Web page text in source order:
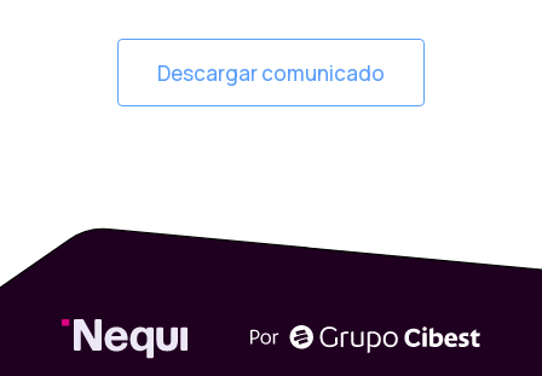
Descargar comunicado